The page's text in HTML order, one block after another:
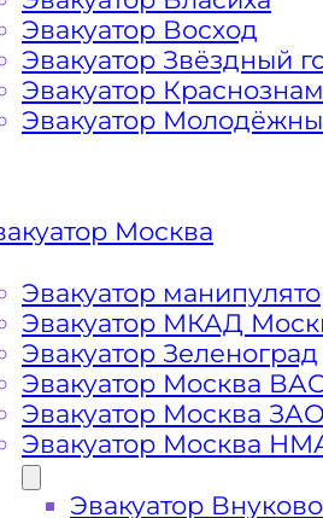
места вызова
при аварии,
автомобиля из
Эвакуатор Восход
Эвакуатор Звёздный
Эвакуатор
Эвакуатор
Москва
Эвакуатор
Эвакуатор МКАД
Эвакуатор Зеленоград
Эвакуатор Москва
Эвакуатор Москва
Эвакуатор Москва
Эвакуатор Внуково